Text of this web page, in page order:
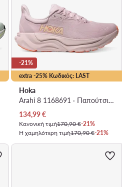
extra -25% Κωδικός: LAST
-21%
Hoka
Arahi 8 1168691 · Παπούτσια για Τρέξιμο
Τρέχουσα τιμή
134,99€
Κανονική τιμή170,90 €-21%
Η χαμηλότερη τιμή170,90 €-21%